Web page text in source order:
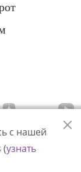
с нашей
(узнать